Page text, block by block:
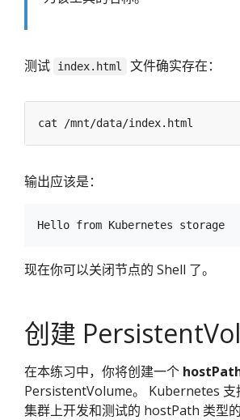
测试 index.html 文件确实存在：
输出应该是：
现在你可以关闭节点的 Shell 了。
创建
在本练习中，你将创建一个
PersistentVolume。 Kubernetes 支
集群上开发和测试的 hostPath 类型的